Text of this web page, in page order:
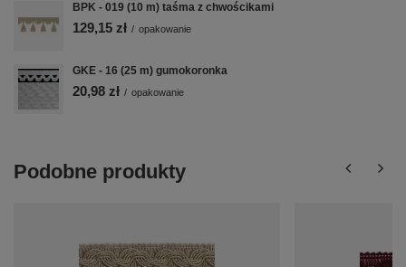
BPK - 019 (10 m) taśma z chwościkami
129,15 zł / opakowanie
GKE - 16 (25 m) gumokoronka
20,98 zł / opakowanie
Podobne produkty